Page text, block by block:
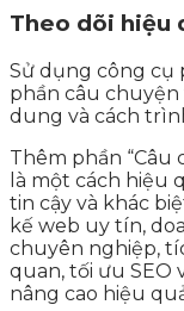
Theo dõi hiệu
Sử dụng công cụ
phần câu
dung và cách
Thêm phần
là một cách hiệu
tin cậy và khác
kế web uy tín,
chuyên nghiệp,
quan, tối ưu SEO
nâng cao hiệu